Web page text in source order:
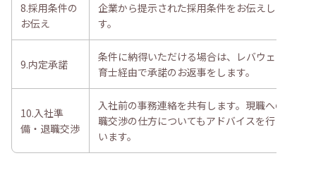
8.採用条件の
お伝え
企業から提示された採用条件をお伝えしま
す。
9.内定承諾
条件に納得いただける場合は、レバウェル保
育士経由で承諾のお返事をします。
10.入社準
備・退職交渉
入社前の事務連絡を共有します。現職への退
職交渉の仕方についてもアドバイスを行って
います。